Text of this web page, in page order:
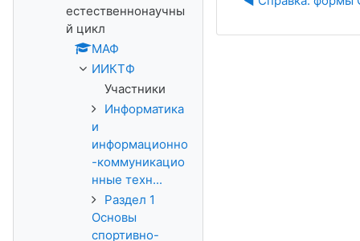
естественнонаучны
й цикл
МАФ
ИИКТФ
Участники
Информатика
и
информационно
-коммуникацио
нные техн...
Раздел 1
Основы
спортивно-